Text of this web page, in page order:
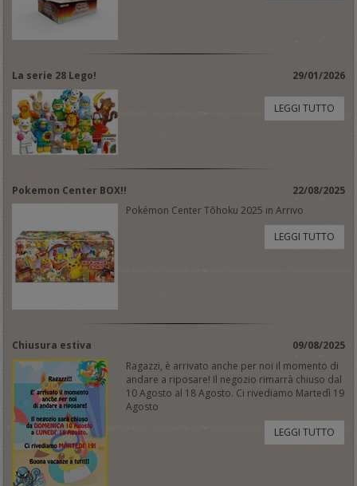
La serie 28 Lego! 29/01/2026
LEGGI TUTTO
Pokemon Center BOX!!
22/08/2025
Pokémon Center Tōhoku 2025 in Arrivo
LEGGI TUTTO
Chiusura estiva
09/08/2025
Ragazzi, è arrivato anche per noi il momento di
andare a riposare! Il negozio rimarrà chiuso dal
10 Agosto al 18 Agosto. Ci rivediamo Martedì 19
Agosto
LEGGI TUTTO